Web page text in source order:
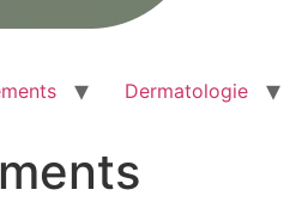
Dermatologie